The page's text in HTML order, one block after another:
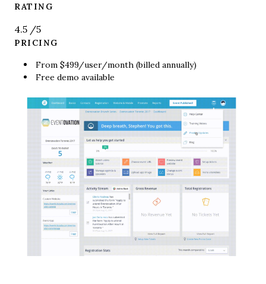
RATING
4.5 /5
PRICING
From $499/user/month (billed annually)
Free demo available